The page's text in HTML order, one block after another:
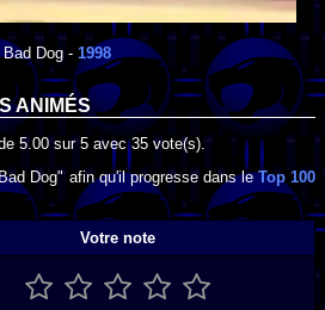
Bad Dog - 1998
ANIMÉS
5.00sur5 avec35 vote(s).
Dog" afin qu'il progresse dans leTop 100
Votre note